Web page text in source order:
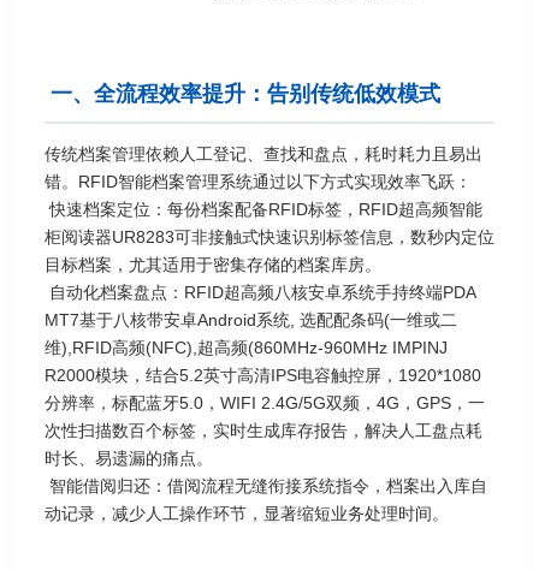
一、全流程效率提升：告别传统低效模式
传统档案管理依赖人工登记、查找和盘点，耗时耗力且易出
错。RFID智能档案管理系统通过以下方式实现效率飞跃：
快速档案定位：每份档案配备RFID标签，RFID超高频智能
柜阅读器UR8283可非接触式快速识别标签信息，数秒内定位
目标档案，尤其适用于密集存储的档案库房。
自动化档案盘点：RFID超高频八核安卓系统手持终端PDA
MT7基于八核带安卓Android系统, 选配配条码(一维或二
维),RFID高频(NFC),超高频(860MHz-960MHz IMPINJ
R2000模块，结合5.2英寸高清IPS电容触控屏，1920*1080
分辨率，标配蓝牙5.0，WIFI 2.4G/5G双频，4G，GPS，一
次性扫描数百个标签，实时生成库存报告，解决人工盘点耗
时长、易遗漏的痛点。
智能借阅归还：借阅流程无缝衔接系统指令，档案出入库自
动记录，减少人工操作环节，显著缩短业务处理时间。